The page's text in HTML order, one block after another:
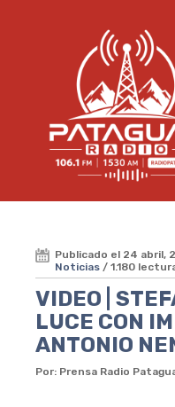
Publicado el 24 abril,
Noticias / 1.180
VIDEO |
LUCE CON
ANTONIO
Por: Prensa Radio